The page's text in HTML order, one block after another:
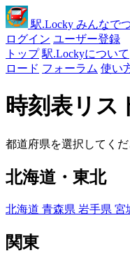
駅.Locky みんなで
ログイン ユーザー登録
トップ 駅.Lockyについて
ロード フォーラム 使い
時刻表リス
都道府県を選択してく
北海道・東北
北海道 青森県 岩手県 宮
関東